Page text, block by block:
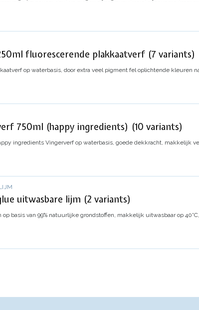
fluorescerende plakkaatverf (7 variants)
op waterbasis, door extra veel pigment fel oplichtende kleuren
750ml (happy ingredients) (10 variants)
ingredients Vingerverf op waterbasis, goede dekkracht, makkelijk
uitwasbare lijm (2 variants)
op basis van 99% natuurlijke grondstoffen, makkelijk uitwasbaar op